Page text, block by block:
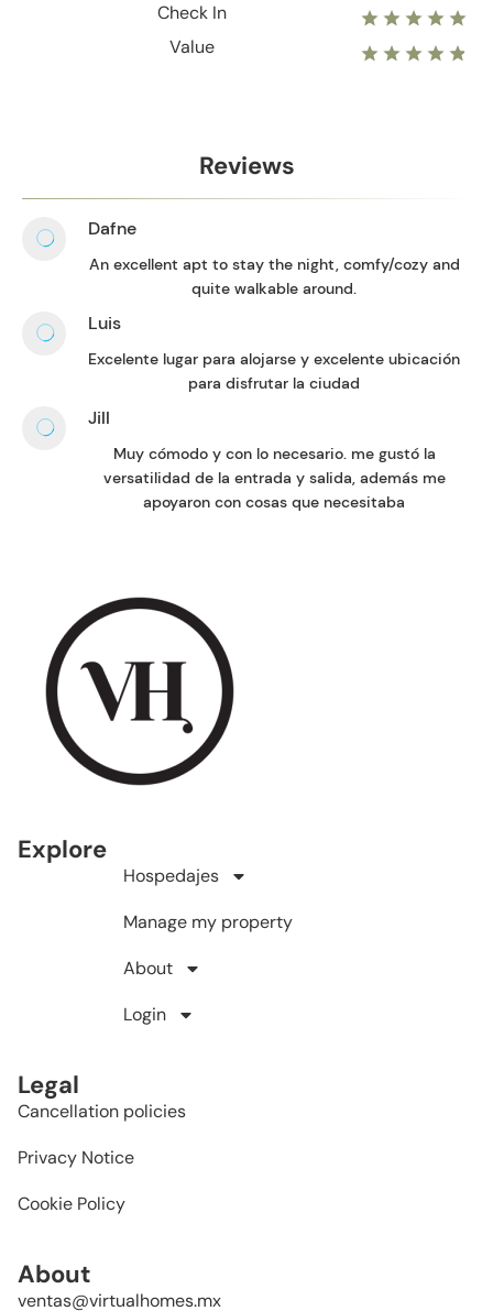
Check In
Value
Reviews
Dafne
An excellent apt to stay the night, comfy/cozy and
quite walkable around.
Luis
Excelente lugar para alojarse y excelente ubicación
para disfrutar la ciudad
Jill
Muy cómodo y con lo necesario. me gustó la
versatilidad de la entrada y salida, además me
apoyaron con cosas que necesitaba
Explore
Hospedajes
Manage my property
About
Login
Legal
Cancellation policies
Privacy Notice
Cookie Policy
About
ventas@virtualhomes.mx